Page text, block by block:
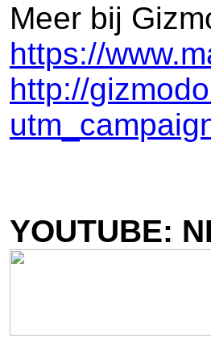
Meer bij
https://
http://
YOUTUBE: